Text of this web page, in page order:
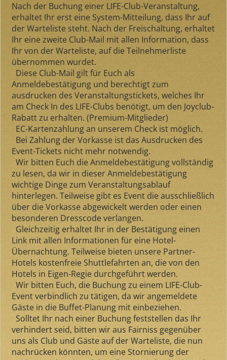
Nach der Buchung einer LIFE-Club-Veranstaltung,
erhaltet Ihr erst eine System-Mitteilung, dass Ihr auf
der Warteliste steht. Nach der Freischaltung, erhaltet
Ihr eine zweite Club-Mail mit allen Information, dass
Ihr von der Warteliste, auf die Teilnehmerliste
übernommen wurdet.
Diese Club-Mail gilt für Euch als
Anmeldebestätigung und berechtigt zum
ausdrucken des Veranstaltungstickets, welches Ihr
am Check In des LIFE-Clubs benötigt, um den Joyclub-
Rabatt zu erhalten. (Premium-Mitglieder)
EC-Kartenzahlung an unserem Check ist möglich.
Bei Zahlung der Vorkasse ist das Ausdrucken des
Event-Tickets nicht mehr notwendig.
Wir bitten Euch die Anmeldebestätigung vollständig
zu lesen, da wir in dieser Anmeldebestätigung
wichtige Dinge zum Veranstaltungsablauf
hinterlegen. Teilweise gibt es Event die ausschließlich
über die Vorkasse abgewickelt werden oder einen
besonderen Dresscode verlangen.
Gleichzeitig erhaltet Ihr in der Bestätigung einen
Link mit allen Informationen für eine Hotel-
Übernachtung. Teilweise bieten unsere Partner-
Hotels kostenfreie Shuttlefahrten an, die von den
Hotels in Eigen-Regie durchgeführt werden.
Wir bitten Euch, die Buchung zu einem LIFE-Club-
Event verbindlich zu tätigen, da wir angemeldete
Gäste in die Buffet-Planung mit einbeziehen.
Solltet Ihr nach einer Buchung feststellen das Ihr
verhindert seid, bitten wir aus Fairniss gegenüber
uns als Club und Gäste auf der Warteliste, die nun
nachrücken könnten, um eine Stornierung der